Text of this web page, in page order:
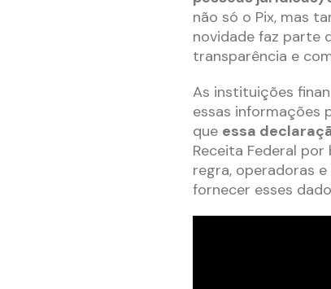
não só o Pix, mas
novidade faz parte
transparência e
As instituições
essas informações
que essa
Receita Federal
regra, operadoras
fornecer esses